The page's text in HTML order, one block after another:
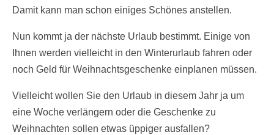
Damit kann man schon einiges Schönes anstellen.
Nun kommt ja der nächste Urlaub bestimmt. Einige von
Ihnen werden vielleicht in den Winterurlaub fahren oder
noch Geld für Weihnachtsgeschenke einplanen müssen.
Vielleicht wollen Sie den Urlaub in diesem Jahr ja um
eine Woche verlängern oder die Geschenke zu
Weihnachten sollen etwas üppiger ausfallen?